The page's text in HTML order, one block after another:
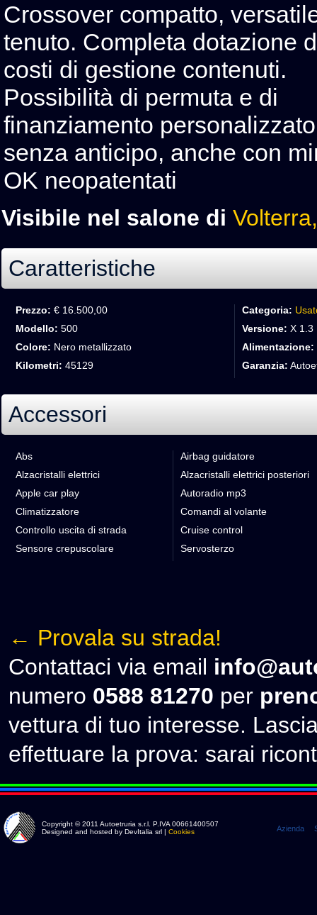
Crossover compatto,
tenuto. Completa dotazione
costi di gestione contenuti.
Possibilità di permuta e di
finanziamento
senza anticipo, anche con
OK neopatentati
Visibile nel salone di
Caratteristiche
Prezzo: € 16.500,00 Categoria:
Modello: 500 Versione: X 1.3
Colore: Nero metallizzato Alimentazione:
Kilometri: 45129 Garanzia:
Accessori
Abs
Airbag guidatore
Alzacristalli elettrici
Alzacristalli elettrici posteriori
Apple car play
Autoradio mp3
Climatizzatore
Comandi al volante
Controllo uscita di strada
Cruise control
Sensore crepuscolare
Servosterzo
← Provala su strada!
Contattaci via email
numero 0588 81270 per
vettura di tuo interesse.
effettuare la prova: sarai
Copyright © 2011 Autoetruria s.r.l. P.IVA 00661400507
Designed and hosted by DevItalia srl | Cookies Azienda